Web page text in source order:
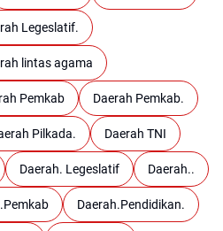
Legeslatif.
lintas agama
Pemkab Daerah Pemkab.
Pilkada. Daerah TNI
Daerah. Legeslatif Daerah..
Daerah.Pendidikan.